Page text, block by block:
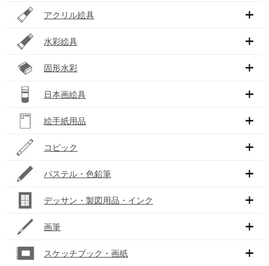
アクリル絵具
水彩絵具
固形水彩
日本画絵具
絵手紙用品
コピック
パステル・色鉛筆
デッサン・製図用品・インク
画筆
スケッチブック・画紙